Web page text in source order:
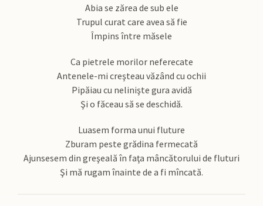
Abia se zărea de sub ele
Trupul curat care avea să fie
Împins între măsele
Ca pietrele morilor neferecate
Antenele-mi creşteau văzând cu ochii
Pipăiau cu nelinişte gura avidă
Şi o făceau să se deschidă.
Luasem forma unui fluture
Zburam peste grădina fermecată
Ajunsesem din greşeală în faţa mâncătorului de fluturi
Şi mă rugam înainte de a fi mîncată.